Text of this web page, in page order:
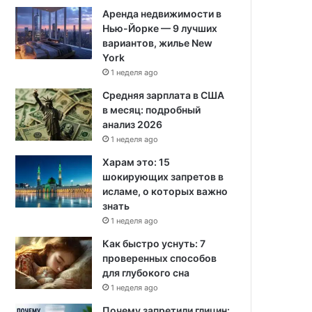
Аренда недвижимости в
Нью-Йорке — 9 лучших
вариантов, жилье New
York
1 неделя ago
Средняя зарплата в США
в месяц: подробный
анализ 2026
1 неделя ago
Харам это: 15
шокирующих запретов в
исламе, о которых важно
знать
1 неделя ago
Как быстро уснуть: 7
проверенных способов
для глубокого сна
1 неделя ago